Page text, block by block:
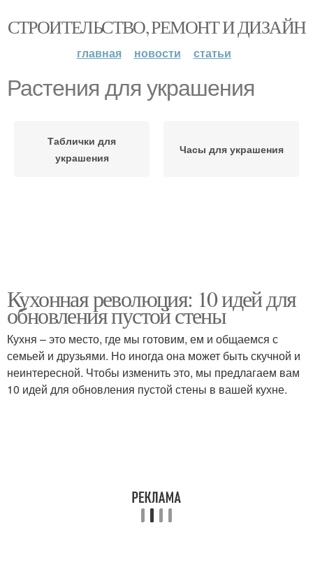
СТРОИТЕЛЬСТВО, РЕМОНТ И ДИЗАЙН
главная новости статьи
Растения для украшения
Таблички для
украшения
Часы для украшения
Кухонная революция: 10 идей для
обновления пустой стены
Кухня – это место, где мы готовим, ем и общаемся с
семьей и друзьями. Но иногда она может быть скучной и
неинтересной. Чтобы изменить это, мы предлагаем вам
10 идей для обновления пустой стены в вашей кухне.